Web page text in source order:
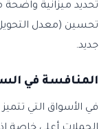
تحديد ميزانية واضحة
تحسين (معدل
جديد.
المنافسة في
في الأسواق التي